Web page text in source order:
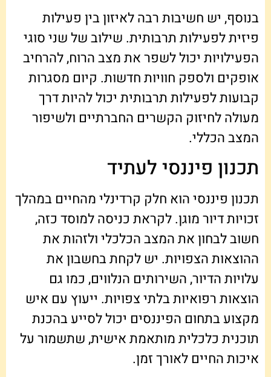
בנוסף, יש חשיבות רבה לאיזון בין פעילות
פיזית לפעילות תרבותית. שילוב של שני סוגי
הפעילויות יכול לשפר את מצב הרוח, להרחיב
אופקים ולספק חוויות חדשות. קיום מסגרות
קבועות לפעילות תרבותית יכול להיות דרך
מעולה לחיזוק הקשרים החברתיים ולשיפור
המצב הכללי.
תכנון פיננסי לעתיד
תכנון פיננסי הוא חלק קרדינלי מהחיים במהלך
זכויות דיור מוגן. לקראת כניסה למוסד כזה,
חשוב לבחון את המצב הכלכלי ולזהות את
ההוצאות הצפויות. יש לקחת בחשבון את
עלויות הדיור, השירותים הנלווים, כמו גם
הוצאות רפואיות בלתי צפויות. ייעוץ עם איש
מקצוע בתחום הפיננסים יכול לסייע בהכנת
תוכנית כלכלית מותאמת אישית, שתשמור על
איכות החיים לאורך זמן.